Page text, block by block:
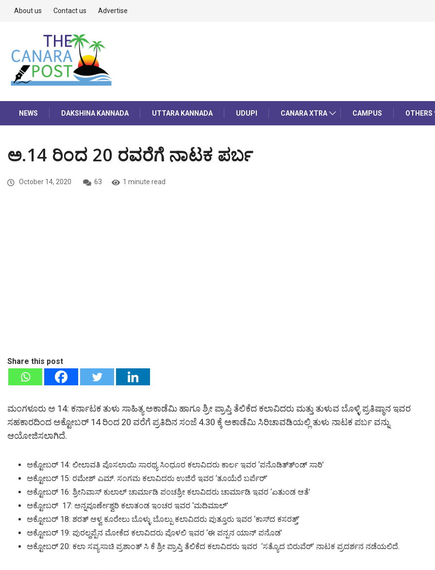
About us Contact us Advertise
NEWS DAKSHINA KANNADA UTTARA KANNADA UDUPI CANARA XTRA CAMPUS OTHERS
ಅ.14 ರಿಂದ 20 ರವರೆಗೆ ನಾಟಕ ಪರ್ಬ
October 14, 2020 63 1 minute read
Share this post
ಮಂಗಳೂರು ಅ 14: ಕರ್ನಾಟಕ ತುಳು ಸಾಹಿತ್ಯ ಅಕಾಡೆಮಿ ಹಾಗೂ ಶ್ರೀ ಪ್ರಾಪ್ತಿ ತೆಲಿಕೆದ ಕಲಾವಿದರು ಮತ್ತು ತುಳುವ ಬೊಳ್ಳಿ ಪ್ರತಿಷ್ಠಾನ ಇವರ
ಸಹಕಾರದಿಂದ ಅಕ್ಟೋಬರ್ 14 ರಿಂದ 20 ವರೆಗೆ ಪ್ರತಿದಿನ ಸಂಜೆ 4.30 ಕ್ಕೆ ಅಕಾಡೆಮಿ ಸಿರಿಚಾವಡಿಯಲ್ಲಿ ತುಳು ನಾಟಕ ಪರ್ಬ ವನ್ನು
ಆಯೋಜಿಸಲಾಗಿದೆ.
ಅಕ್ಟೋಬರ್ 14: ಲೀಲಾವತಿ ಪೊಸಲಾಯಿ ಸಾರಥ್ಯ ಸಿಂಧೂರ ಕಲಾವಿದರು ಕಾರ್ಲ ಇವರ ‘ಪನೊಡಿತ್ತ್‍ಂಡ್ ಸಾರಿ’
ಅಕ್ಟೋಬರ್ 15: ರಮೇಶ್ ಎಮ್. ಸಂಗಮ ಕಲಾವಿದರು ಉಜಿರೆ ಇವರ ‘ತೂಯೆರೆ ಬರ್ಪೆರ್’
ಅಕ್ಟೋಬರ್ 16: ಶ್ರೀನಿವಾಸ್ ಕುಲಾಲ್ ಚಾರ್ಮಾಡಿ ಪಂಚಶ್ರೀ ಕಲಾವಿದರು ಚಾರ್ಮಾಡಿ ಇವರ ‘ಏತುಂಡ ಆತೆ’
ಅಕ್ಟೋಬರ್ 17: ಅನ್ನಪೂರ್ಣೇಶ್ವರಿ ಕಲಾತಂಡ ಇಂಚರ ಇವರ ‘ಮದಿಮಾಲ್’
ಅಕ್ಟೋಬರ್ 18: ಶರತ್ ಆಳ್ವ ಕೂರೇಲು ಬೊಳ್ಳು ಬೊಲ್ಪು ಕಲಾವಿದರು ಪುತ್ತೂರು ಇವರ ‘ಕಾಸ್‍ದ ಕಸರತ್ತ್’
ಅಕ್ಟೋಬರ್ 19: ಪುರಲ್ದಪ್ಪೆನ ಮೋಕೆದ ಕಲಾವಿದರು ಪೊಳಲಿ ಇವರ ‘ಈ ಪನ್ಪನ ಯಾನ್ ಪನೊಡ’
ಅಕ್ಟೋಬರ್ 20: ಕಲಾ ಸವ್ಯಸಾಚಿ ಪ್ರಶಾಂತ್ ಸಿ ಕೆ ಶ್ರೀ ಪ್ರಾಪ್ತಿ ತೆಲಿಕೆದ ಕಲಾವಿದರು ಇವರ ‘ಸತ್ಯೊದ ಬಿರುವೆರ್’ ನಾಟಕ ಪ್ರದರ್ಶನ ನಡೆಯಲಿದೆ.